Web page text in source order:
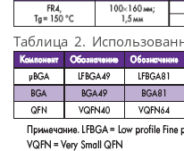
Таблица 2.